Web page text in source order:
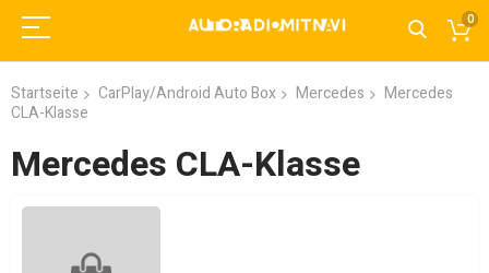
0
Startseite CarPlay/Android Auto Box Mercedes
Mercedes
CLA-Klasse
Mercedes CLA-Klasse